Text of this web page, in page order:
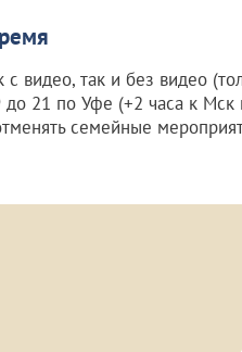
видео, так и без видео
до 21 по Уфе (+2 часа к
семейные